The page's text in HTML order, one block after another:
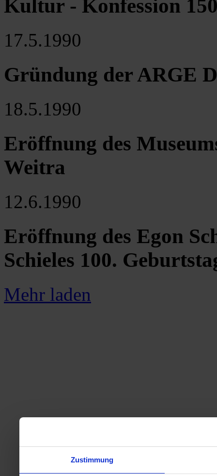
Zustimmung
Kultur - Konfession
17.5.1990
Gründung der ARGE
18.5.1990
Eröffnung des
Weitra
12.6.1990
Eröffnung des Egon
Schieles 100.
Mehr laden